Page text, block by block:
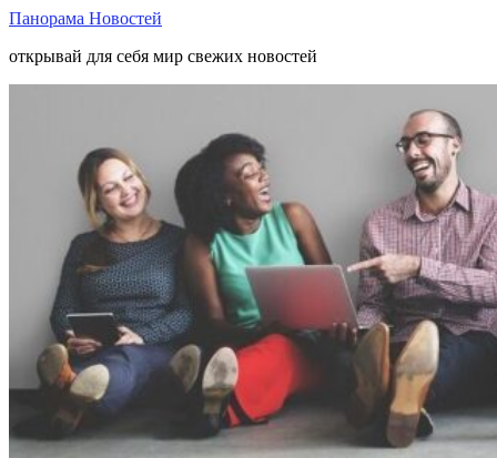
Панорама Новостей
открывай для себя мир свежих новостей